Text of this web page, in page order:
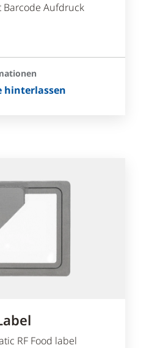
Barcode Aufdruck
hinterlassen
RF Food label